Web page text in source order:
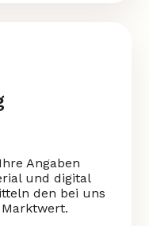
Angaben
und digital
den bei uns